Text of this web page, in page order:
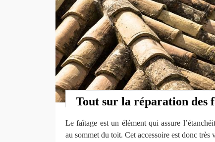
Tout sur la réparation des
Le faîtage est un élément qui assure
au sommet du toit. Cet accessoire est donc très